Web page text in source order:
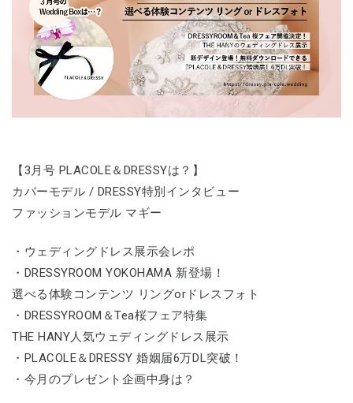
【3月号 PLACOLE＆DRESSYは？】
カバーモデル / DRESSY特別インタビュー
ファッションモデル マギー
・ウェディングドレス展示会レポ
・DRESSYROOM YOKOHAMA 新登場！
選べる体験コンテンツ リングorドレスフォト
・DRESSYROOM＆Tea桜フェア特集
THE HANY人気ウェディングドレス展示
・PLACOLE＆DRESSY 婚姻届6万DL突破！
・今月のプレゼント企画中身は？